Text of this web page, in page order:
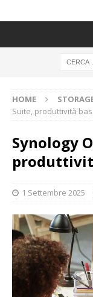
HOME
Suite, produttività
Synology
1 Settembre 2025